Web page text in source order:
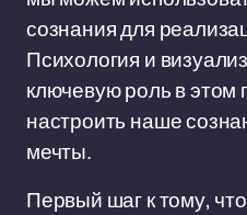
сознания для
Психология и
ключевую роль в этом
настроить наше
мечты.
Первый шаг к тому,